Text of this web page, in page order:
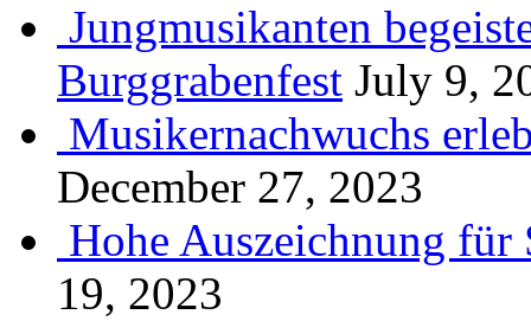
Jungmusikanten
Burggrabenfest July 9,
Musikernachwuchs
December 27, 2023
Hohe Auszeichnung für
19, 2023